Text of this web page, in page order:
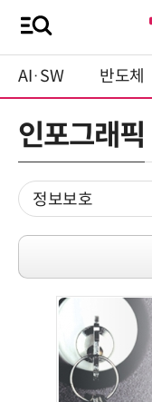
AI·SW 반도체
인포그래픽